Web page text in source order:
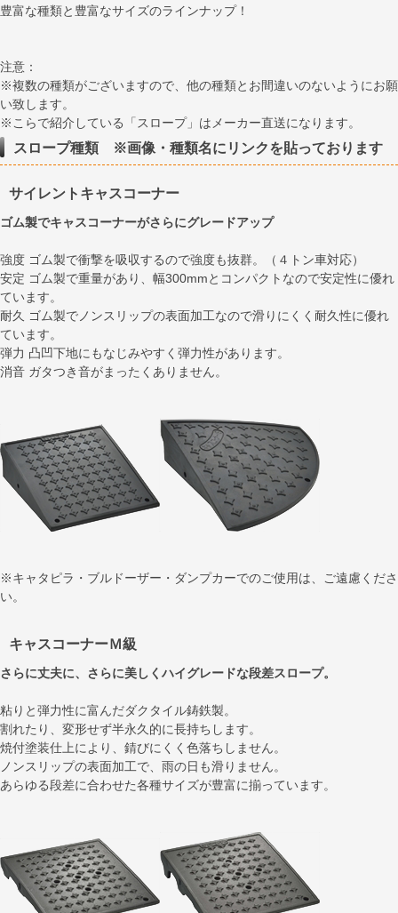
豊富な種類と豊富なサイズのラインナップ！
注意：
※複数の種類がございますので、他の種類とお間違いのないようにお願
い致します。
※こらで紹介している「スロープ」はメーカー直送になります。
スロープ種類 ※画像・種類名にリンクを貼っております
サイレントキャスコーナー
ゴム製でキャスコーナーがさらにグレードアップ
強度 ゴム製で衝撃を吸収するので強度も抜群。（４トン車対応）
安定 ゴム製で重量があり、幅300mmとコンパクトなので安定性に優れ
ています。
耐久 ゴム製でノンスリップの表面加工なので滑りにくく耐久性に優れ
ています。
弾力 凸凹下地にもなじみやすく弾力性があります。
消音 ガタつき音がまったくありません。
※キャタピラ・ブルドーザー・ダンプカーでのご使用は、ご遠慮くださ
い。
キャスコーナーＭ級
さらに丈夫に、さらに美しくハイグレードな段差スロープ。
粘りと弾力性に富んだダクタイル鋳鉄製。
割れたり、変形せず半永久的に長持ちします。
焼付塗装仕上により、錆びにくく色落ちしません。
ノンスリップの表面加工で、雨の日も滑りません。
あらゆる段差に合わせた各種サイズが豊富に揃っています。